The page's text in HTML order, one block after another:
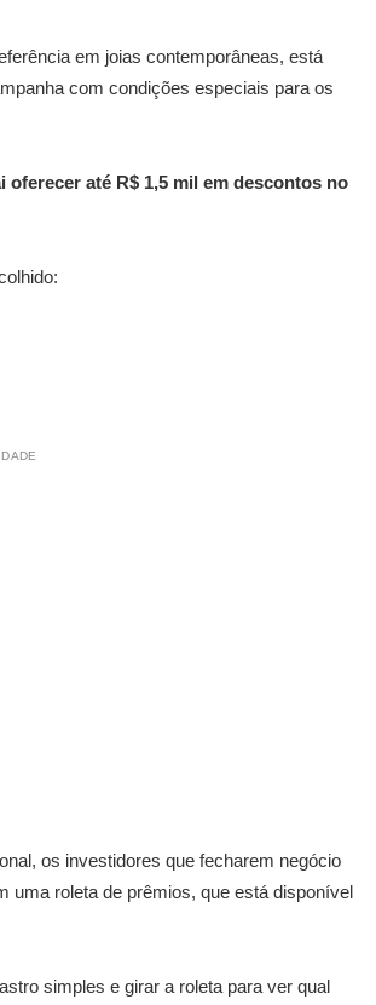
em joias contemporâneas, está
com condições especiais para os
oferecer até R$ 1,5 mil em descontos no
os investidores que fecharem negócio
uma roleta de prêmios, que está disponível
simples e girar a roleta para ver qual